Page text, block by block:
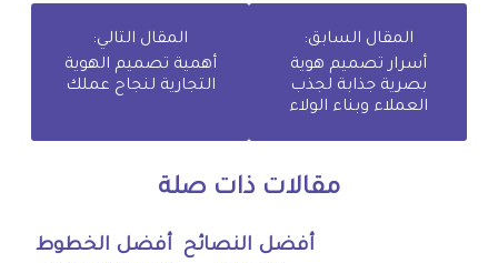
المقال السابق:
أسرار تصميم هوية
بصرية جذابة لجذب
العملاء وبناء الولاء
المقال التالي:
أهمية تصميم الهوية
التجارية لنجاح عملك
مقالات ذات صلة
أفضل النصائح
أفضل الخطوط